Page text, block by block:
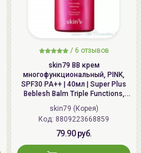
/ 6 отзывов
skin79 ВВ крем
многофункциональный, PINK,
SPF30 PA++ | 40мл | Super Plus
Beblesh Balm Triple Functions,
PINK BB Cream, SPF30 PA++
skin79 (Корея)
Код: 8809223668859
79.90 руб.